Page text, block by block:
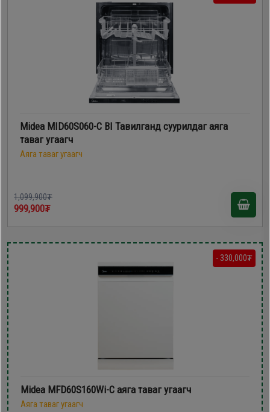
Midea MID60S060-C BI Тавилганд суурилдаг аяга
таваг угаагч
Аяга таваг угаагч
1,099,900₮
999,900₮
- 330,000₮
Midea MFD60S160Wi-C аяга таваг угаагч
Аяга таваг угаагч